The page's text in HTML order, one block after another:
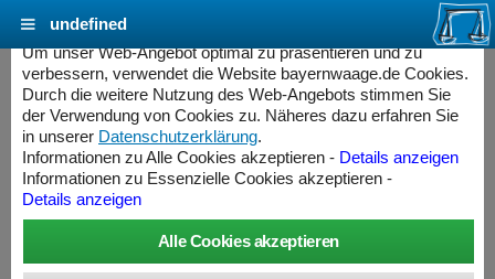
MINEBEA INTEC Signum® SIWSDCP-2-35-
HCE
Wägebereich: 35000 g, Ablesbarkeit: 0,1 g, Eichschritt: 1 g,
geeicht
Cookie Einstellungen - bayernwaage.de
Um unser Web-Angebot optimal zu präsentieren und zu
verbessern, verwendet die Website bayernwaage.de Cookies.
Durch die weitere Nutzung des Web-Angebots stimmen Sie
der Verwendung von Cookies zu. Näheres dazu erfahren Sie
in unserer Datenschutzerklärung.
Informationen zu Alle Cookies akzeptieren - Details anzeigen
Informationen zu Essenzielle Cookies akzeptieren -
Details anzeigen
undefined